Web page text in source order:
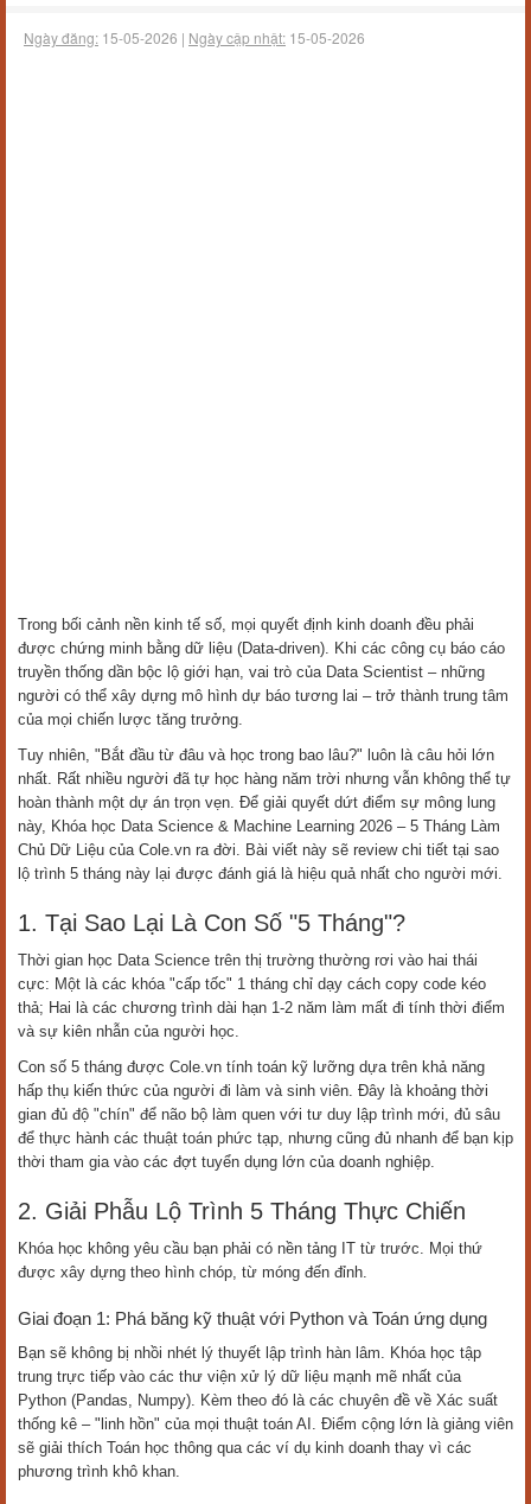
Ngày đăng: 15-05-2026 | Ngày cập nhật: 15-05-2026
Trong bối cảnh nền kinh tế số, mọi quyết định kinh doanh đều phải
được chứng minh bằng dữ liệu (Data-driven). Khi các công cụ báo cáo
truyền thống dần bộc lộ giới hạn, vai trò của Data Scientist – những
người có thể xây dựng mô hình dự báo tương lai – trở thành trung tâm
của mọi chiến lược tăng trưởng.
Tuy nhiên, "Bắt đầu từ đâu và học trong bao lâu?" luôn là câu hỏi lớn
nhất. Rất nhiều người đã tự học hàng năm trời nhưng vẫn không thể tự
hoàn thành một dự án trọn vẹn. Để giải quyết dứt điểm sự mông lung
này, Khóa học Data Science & Machine Learning 2026 – 5 Tháng Làm
Chủ Dữ Liệu của Cole.vn ra đời. Bài viết này sẽ review chi tiết tại sao
lộ trình 5 tháng này lại được đánh giá là hiệu quả nhất cho người mới.
1. Tại Sao Lại Là Con Số "5 Tháng"?
Thời gian học Data Science trên thị trường thường rơi vào hai thái
cực: Một là các khóa "cấp tốc" 1 tháng chỉ dạy cách copy code kéo
thả; Hai là các chương trình dài hạn 1-2 năm làm mất đi tính thời điểm
và sự kiên nhẫn của người học.
Con số 5 tháng được Cole.vn tính toán kỹ lưỡng dựa trên khả năng
hấp thụ kiến thức của người đi làm và sinh viên. Đây là khoảng thời
gian đủ độ "chín" để não bộ làm quen với tư duy lập trình mới, đủ sâu
để thực hành các thuật toán phức tạp, nhưng cũng đủ nhanh để bạn kịp
thời tham gia vào các đợt tuyển dụng lớn của doanh nghiệp.
2. Giải Phẫu Lộ Trình 5 Tháng Thực Chiến
Khóa học không yêu cầu bạn phải có nền tảng IT từ trước. Mọi thứ
được xây dựng theo hình chóp, từ móng đến đỉnh.
Giai đoạn 1: Phá băng kỹ thuật với Python và Toán ứng dụng
Bạn sẽ không bị nhồi nhét lý thuyết lập trình hàn lâm. Khóa học tập
trung trực tiếp vào các thư viện xử lý dữ liệu mạnh mẽ nhất của
Python (Pandas, Numpy). Kèm theo đó là các chuyên đề về Xác suất
thống kê – "linh hồn" của mọi thuật toán AI. Điểm cộng lớn là giảng viên
sẽ giải thích Toán học thông qua các ví dụ kinh doanh thay vì các
phương trình khô khan.